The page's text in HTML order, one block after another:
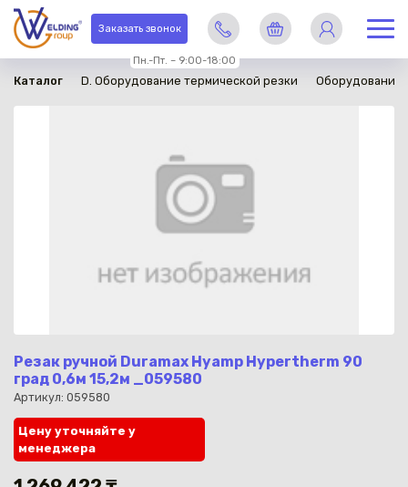
Заказать звонок
Пн.-Пт. – 9:00-18:00
Каталог D. Оборудование термической резки Оборудование
Резак ручной Duramax Hyamp Hypertherm 90
град 0,6м 15,2м _059580
Артикул: 059580
в наличии
Цену уточняйте у
менеджера